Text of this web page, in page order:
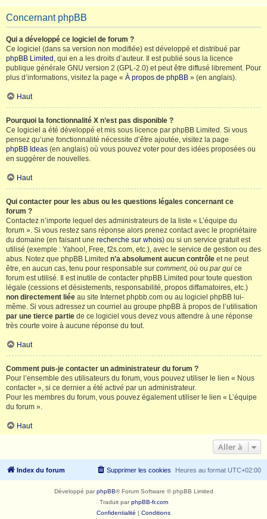
Concernant phpBB
Qui a développé ce logiciel de forum ?
Ce logiciel (dans sa version non modifiée) est développé et distribué par
phpBB Limited , qui en a les droits d’auteur. Il est publié sous la licence
publique générale GNU version 2 (GPL-2.0) et peut être diffusé librement. Pour
plus d’informations, visitez la page « À propos de phpBB » (en anglais).
Haut
Pourquoi la fonctionnalité X n’est pas disponible ?
Ce logiciel a été développé et mis sous licence par phpBB Limited. Si vous
pensez qu’une fonctionnalité nécessite d’être ajoutée, visitez la page
phpBB Ideas (en anglais) où vous pouvez voter pour des idées proposées ou
en suggérer de nouvelles.
Haut
Qui contacter pour les abus ou les questions légales concernant ce
forum ?
Contactez n’importe lequel des administrateurs de la liste « L’équipe du
forum ». Si vous restez sans réponse alors prenez contact avec le propriétaire
du domaine (en faisant une recherche sur whois) ou si un service gratuit est
utilisé (exemple : Yahoo!, Free, f2s.com, etc.), avec le service de gestion ou des
abus. Notez que phpBB Limited n’a absolument aucun contrôle et ne peut
être, en aucun cas, tenu pour responsable sur comment, où ou par qui ce
forum est utilisé. Il est inutile de contacter phpBB Limited pour toute question
légale (cessions et désistements, responsabilité, propos diffamatoires, etc.)
non directement liée au site Internet phpbb.com ou au logiciel phpBB lui-
même. Si vous adressez un courriel au groupe phpBB à propos de l’utilisation
par une tierce partie de ce logiciel vous devez vous attendre à une réponse
très courte voire à aucune réponse du tout.
Haut
Comment puis-je contacter un administrateur du forum ?
Pour l’ensemble des utilisateurs du forum, vous pouvez utiliser le lien « Nous
contacter », si ce dernier a été activé par un administrateur.
Pour les membres du forum, vous pouvez également utiliser le lien « L’équipe
du forum ».
Haut
Aller à
Index du forum Heures au format UTC+02:00
Supprimer les cookies
Développé parphpBB® Forum Software © phpBB Limited
Traduit parphpBB-fr.com
Confidentialité | Conditions